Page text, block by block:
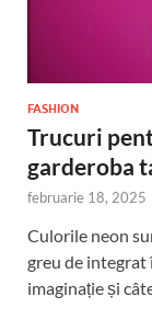
FASHION
Trucuri
garderoba
februarie 18, 2025
Culorile neon
greu de integrat
imaginație și